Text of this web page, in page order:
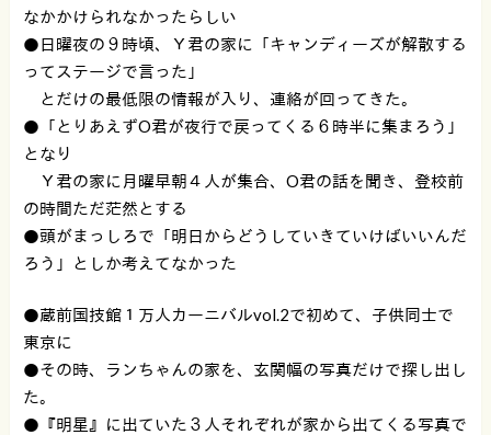
なかかけられなかったらしい
●日曜夜の９時頃、Ｙ君の家に「キャンディーズが解散する
ってステージで言った」
とだけの最低限の情報が入り、連絡が回ってきた。
●「とりあえずO君が夜行で戻ってくる６時半に集まろう」
となり
Ｙ君の家に月曜早朝４人が集合、O君の話を聞き、登校前
の時間ただ茫然とする
●頭がまっしろで「明日からどうしていきていけばいいんだ
ろう」としか考えてなかった
●蔵前国技館１万人カーニバルvol.2で初めて、子供同士で
東京に
●その時、ランちゃんの家を、玄関幅の写真だけで探し出し
た。
●『明星』に出ていた３人それぞれが家から出てくる写真で